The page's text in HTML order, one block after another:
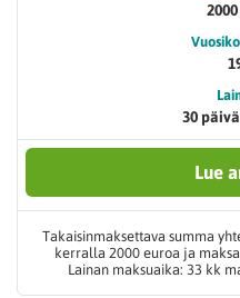
30
Lue
Takaisinmaksettava summa
kerralla 2000 euroa ja
Lainan maksuaika: 33 kk